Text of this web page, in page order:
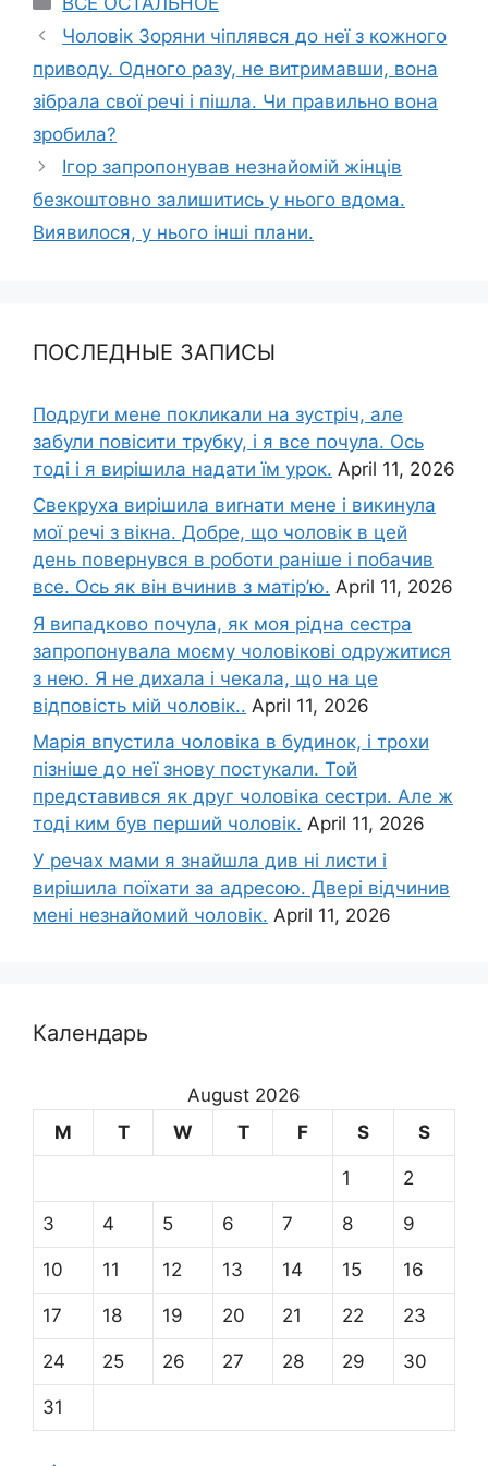
Чоловік Зоряни чіплявся до неї з кожного
приводу. Одного разу, не витримавши, вона
зібрала свої речі і пішла. Чи правильно вона
зробила?
Ігор запропонував незнайомій жінців
безкоштовно залишитись у нього вдома.
Виявилося, у нього інші плани.
ПОСЛЕДНЫЕ ЗАПИСЫ
Подруги мене покликали на зустріч, але
забули повісити трубку, і я все почула. Ось
тоді і я вирішила надати їм урок. April 11, 2026
Свекруха вирішила виrнати мене і викинула
мої речі з вікна. Добре, що чоловік в цей
день повернувся в роботи раніше і побачив
все. Ось як він вчинив з матір’ю. April 11, 2026
Я випадково почула, як моя рідна сестра
запропонувала моєму чоловікові одружитися
з нею. Я не дихала і чекала, що на це
відповість мій чоловік.. April 11, 2026
Марія впустила чоловіка в будинок, і трохи
пізніше до неї знову постукали. Той
представився як друг чоловіка сестри. Але ж
тоді ким був перший чоловік. April 11, 2026
У речах мами я знайшла див ні листи і
вирішила поїхати за адресою. Двері відчинив
мені незнайомий чоловік. April 11, 2026
Календарь
August 2026
M
T W T F S S
1 2
3 4 5 6 7 8 9
10 11 12 13 14 15 16
17 18 19 20 21 22 23
24 25 26 27 28 29 30
31